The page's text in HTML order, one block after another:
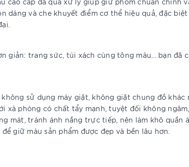
dáng và che khuyết điểm cơ thể hiệu quả, đặc
giản: trang sức, túi xách cùng tông màu... bạn đã
sử dụng máy giặt, không giặt chung đồ khác
xà phòng có chất tẩy mạnh, tuyệt đối không
mát, tránh ánh nắng trực tiếp, nên làm khô quần
giữ màu sản phẩm được đẹp và bền lâu hơn.